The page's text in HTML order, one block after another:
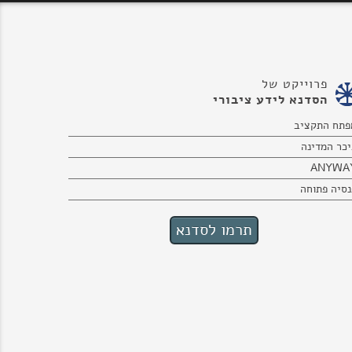
פרוייקט של
הסדנא לידע ציבורי
התקציב
המדינה
פתוחה